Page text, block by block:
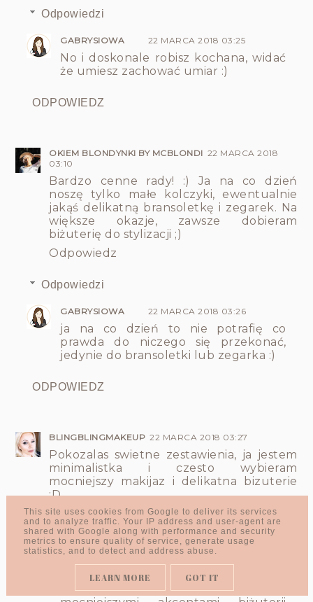
Odpowiedzi
GABRYSIOWA 22 MARCA 2018 03:25
No i doskonale robisz kochana, widać
że umiesz zachować umiar :)
ODPOWIEDZ
OKIEM BLONDYNKI BY MCBLONDI 22 MARCA 2018
03:10
Bardzo cenne rady! :) Ja na co dzień
noszę tylko małe kolczyki, ewentualnie
jakąś delikatną bransoletkę i zegarek. Na
większe okazje, zawsze dobieram
biżuterię do stylizacji ;)
Odpowiedz
Odpowiedzi
GABRYSIOWA 22 MARCA 2018 03:26
ja na co dzień to nie potrafię co
prawda do niczego się przekonać,
jedynie do bransoletki lub zegarka :)
ODPOWIEDZ
BLINGBLINGMAKEUP 22 MARCA 2018 03:27
Pokozalas swietne zestawienia, ja jestem
minimalistka i czesto wybieram
mocniejszy makijaz i delikatna bizuterie
:D
Odpowiedz
Odpowiedzi
Właśnie to dobry pomysł, zamiast
This site uses cookies from Google to deliver its services
and to analyze traffic. Your IP address and user-agent are
shared with Google along with performance and security
metrics to ensure quality of service, generate usage
statistics, and to detect and address abuse.
LEARN MORE GOT IT